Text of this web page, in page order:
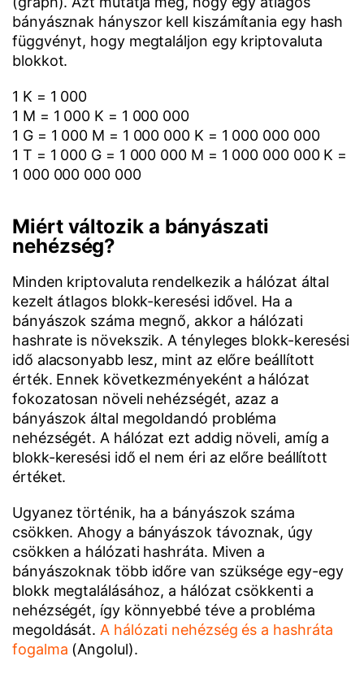
bányásznak hányszor kell kiszámítania egy hash
függvényt, hogy megtaláljon egy kriptovaluta
blokkot.
1 K = 1 000
1 M = 1 000 K = 1 000 000
1 G = 1 000 M = 1 000 000 K = 1 000 000 000
1 T = 1 000 G = 1 000 000 M = 1 000 000 000 K =
1 000 000 000 000
Miért változik a bányászati
nehézség?
Minden kriptovaluta rendelkezik a hálózat által
kezelt átlagos blokk-keresési idővel. Ha a
bányászok száma megnő, akkor a hálózati
hashrate is növekszik. A tényleges blokk-keresési
idő alacsonyabb lesz, mint az előre beállított
érték. Ennek következményeként a hálózat
fokozatosan növeli nehézségét, azaz a
bányászok által megoldandó probléma
nehézségét. A hálózat ezt addig növeli, amíg a
blokk-keresési idő el nem éri az előre beállított
értéket.
Ugyanez történik, ha a bányászok száma
csökken. Ahogy a bányászok távoznak, úgy
csökken a hálózati hashráta. Miven a
bányászoknak több időre van szüksége egy-egy
blokk megtalálásához, a hálózat csökkenti a
nehézségét, így könnyebbé téve a probléma
megoldását. A hálózati nehézség és a hashráta
fogalma (Angolul).